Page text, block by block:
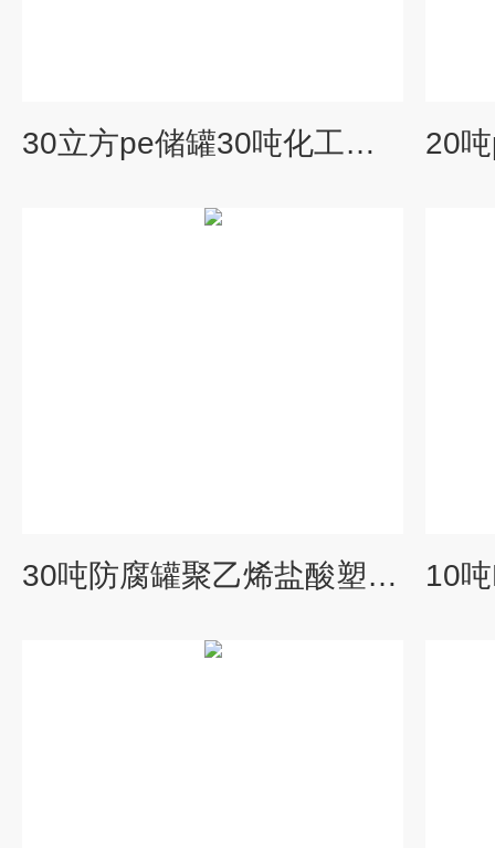
30立方pe储罐30吨化工厂酸碱废液污水储罐PE塑料防腐大桶
30吨防腐罐聚乙烯盐酸塑料储罐30立方酸碱储液桶PE材质